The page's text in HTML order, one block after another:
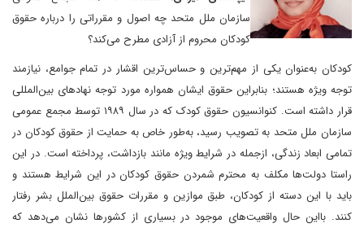
سازمان ملل متحد چه اصول و مقرراتی را درباره حقوق
کودکان محروم از آزادی مطرح می‌کند؟
کودکان به‌عنوان یکی از مهم‌ترین و حساس‌ترین اقشار در تمام جوامع، نیازمند
توجه ویژه هستند؛ بنابراین حقوق ایشان همواره مورد توجه نهادهای بین‌المللی
قرار داشته است. کنوانسیون حقوق کودک که در سال ۱۹۸۹ توسط مجمع عمومی
سازمان ملل متحد به تصویب رسید، به‌طور خاص به حمایت از حقوق کودکان در
تمامی ابعاد زندگی، ازجمله در شرایط ویژه‌ مانند بازداشت، پرداخته است. در این
راستا دولت‌ها مکلف به محترم شمردن حقوق کودکان در این شرایط هستند و
باید با این دسته از کودکان، طبق موازین و مقررات حقوق بین‌الملل بشر رفتار
کنند. بااین حال واقعیت‌های موجود در بسیاری از کشورها نشان می‌دهد که